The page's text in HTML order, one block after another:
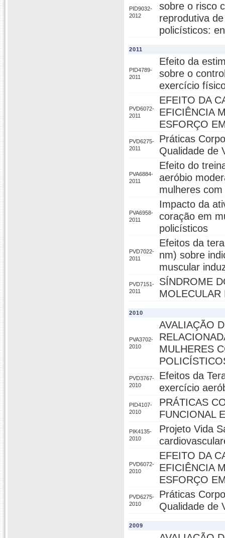
PID9032-
2012
sobre o risco
reprodutiva
policísticos:
2011
PID4789-
2011
Efeito da
sobre o
exercício
PVD6072-
2011
EFEITO DA
EFICIÊNCIA
ESFORÇO
PVD6275-
2011
Práticas
Qualidade de
PVA6884-
2011
Efeito do
aeróbio
mulheres
PVA6958-
2011
Impacto da
coração em
policísticos
PVD7022-
2011
Efeitos da
nm) sobre
muscular
PVD7151-
2011
SÍNDROME
MOLECULAR
2010
PVA3702-
2010
AVALIAÇÃO
MULHERES
PVD3767-
2010
Efeitos da
exercício
PID4107-
2010
PRÁTICAS
FUNCIONAL
PIK4135-
2010
Projeto Vida
PVD6072-
2010
EFEITO DA
EFICIÊNCIA
ESFORÇO
PVD6275-
2010
Práticas
Qualidade de
2009